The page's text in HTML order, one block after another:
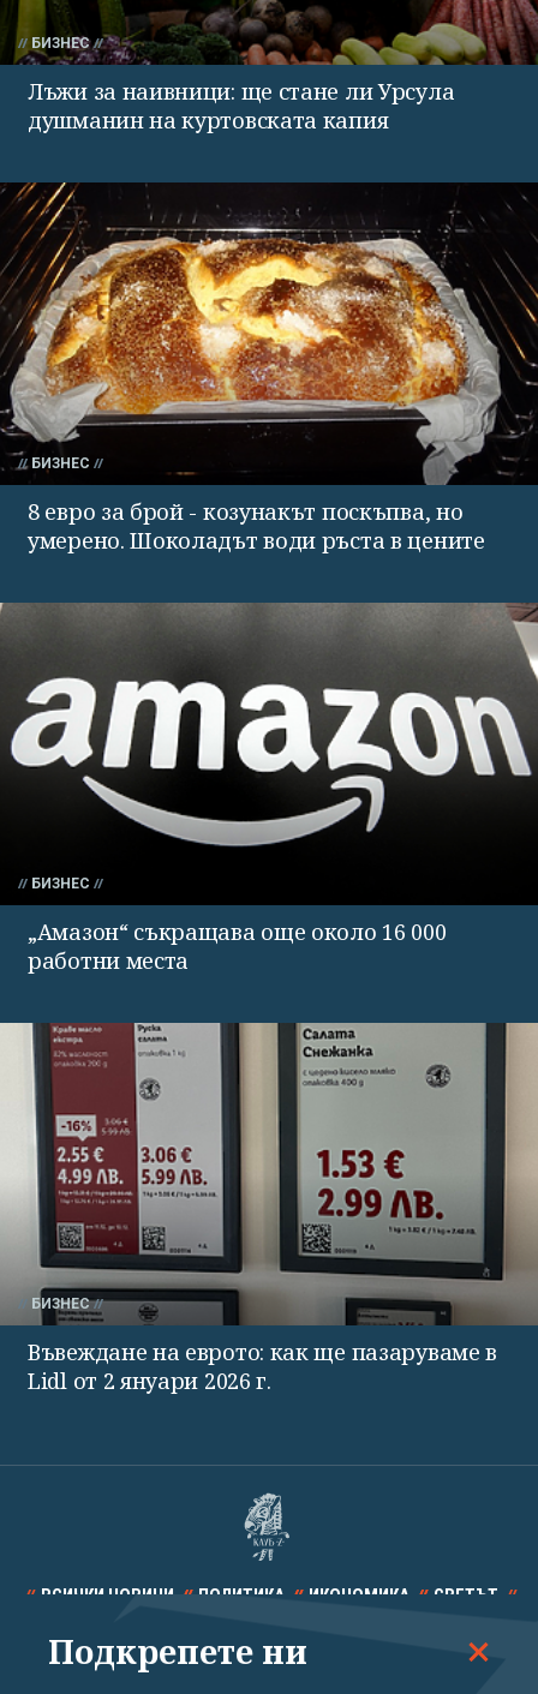
БИЗНЕС
Лъжи за наивници: ще стане ли Урсула
душманин на куртовската капия
БИЗНЕС
8 евро за брой - козунакът поскъпва, но
умерено. Шоколадът води ръста в цените
БИЗНЕС
„Амазон“ съкращава още около 16 000
работни места
БИЗНЕС
Въвеждане на еврото: как ще пазаруваме в
Lidl от 2 януари 2026 г.
ВСИЧКИ НОВИНИ ПОЛИТИКА ИКОНОМИКА СВЕТЪТ
СПОРТ КУЛТУРА ТЕХНОЛОГИИ КАЛЕЙДОСКОП
Подкрепете ни